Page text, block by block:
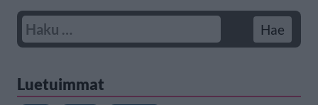
Luetuimmat